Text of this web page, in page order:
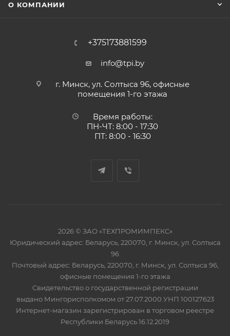
О КОМПАНИИ
+375173881599
info@tpi.by
г. Минск, ул. Солтыса 96, офисные
помещения 1-го этажа
Время работы:
ПН-ЧТ: 8:00 - 17:30
ПТ: 8:00 - 16:30
2026 © ЗАО «ТЕХПРОМИМПЕКС»
Юридический адрес: Беларусь, 220070, г. Минск, ул. Солтыса
96
Почтовый адрес: Беларусь, 220070, г. Минск, ул. Солтыса 96,
офисные помещения 1-го этажа
Свидетельство о государственной регистрации
выдано Мингорисполкомом от 27.07.2000 УНП 100127623
Интернет-магазин зарегистрирован в торговом реестре
Республики Беларусь 16.12.2019